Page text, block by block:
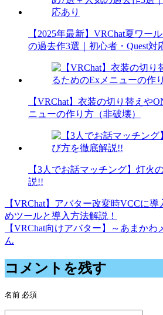
【2025年最新】VRChat夏ワー
の過去作3選｜初心者・Quest対
【VRChat】衣装の切り替えや
ニューの作り方（非破壊）
【3人でお話マッチング】灯火
説!!
投
稿
ナ
ビ
ゲ
ー
【VRChat】アバター改変時VCCに
めツールと導入方法解説！
【VRChat向けアバター】～あまか
ん
コメントを残す
名前 必須